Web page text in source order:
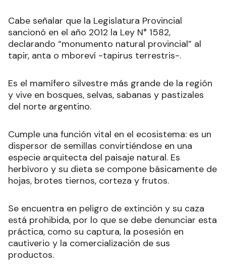
Cabe señalar que la Legislatura Provincial
sancionó en el año 2012 la Ley N° 1582,
declarando “monumento natural provincial” al
tapir, anta o mboreví -tapirus terrestris-.
Es el mamífero silvestre más grande de la región
y vive en bosques, selvas, sabanas y pastizales
del norte argentino.
Cumple una función vital en el ecosistema: es un
dispersor de semillas convirtiéndose en una
especie arquitecta del paisaje natural. Es
herbívoro y su dieta se compone básicamente de
hojas, brotes tiernos, corteza y frutos.
Se encuentra en peligro de extinción y su caza
está prohibida, por lo que se debe denunciar esta
práctica, como su captura, la posesión en
cautiverio y la comercialización de sus
productos.